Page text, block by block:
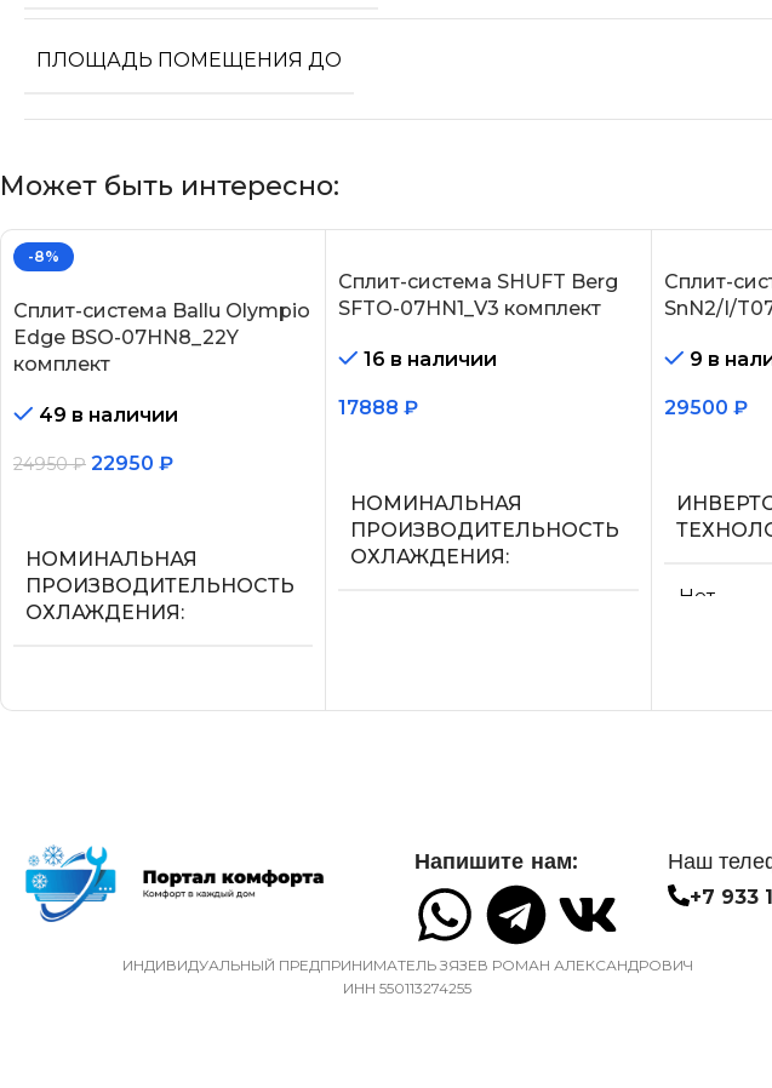
ПЛОЩАДЬ ПОМЕЩЕНИЯ ДО
Может быть интересно:
-8%
Сплит-система Ballu Olympio
Edge BSO-07HN8_22Y
комплект
49 в наличии
24950₽ 22950 ₽
НОМИНАЛЬНАЯ
ПРОИЗВОДИТЕЛЬНОСТЬ
ОХЛАЖДЕНИЯ
ПРИЛОЖЕНИЯ ПО WI-FI
Нет
Сплит-система SHUFT Berg
SFTO-07HN1_V3 комплект
16 в наличии
17888₽
НОМИНАЛЬНАЯ
ПРОИЗВОДИТЕЛЬНОСТЬ
ОХЛАЖДЕНИЯ
ПРИЛОЖЕНИЯ ПО WI-FI
Опция доступна при
подключении съемного Wi-Fi
модуля
Сплит-
SnN2/I/
9 в
29500 ₽
Нет
0,700
Напишите нам: Наш
+7 933
ИНДИВИДУАЛЬНЫЙ ПРЕДПРИНИМАТЕЛЬ ЗЯЗЕВ РОМАН АЛЕКСАНДРОВИЧ
ИНН 550113274255